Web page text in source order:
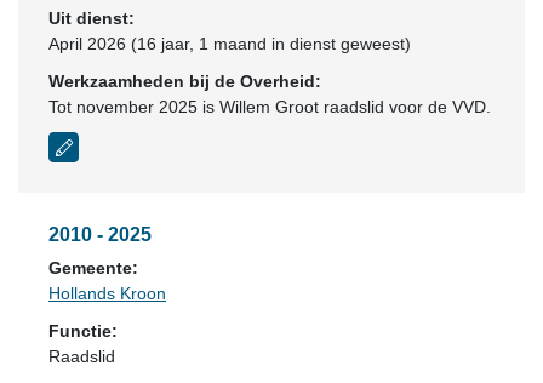
Uit dienst:
April 2026 (16 jaar, 1 maand in dienst geweest)
Werkzaamheden bij de Overheid:
Tot november 2025 is Willem Groot raadslid voor de VVD.
2010 - 2025
Gemeente:
Hollands Kroon
Functie:
Raadslid